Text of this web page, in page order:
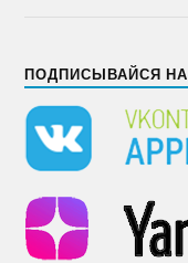
ПОДПИСЫВАЙСЯ